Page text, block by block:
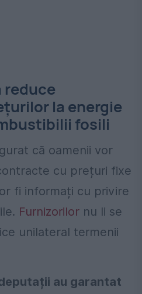
reduce
la energie
fosili
că oamenii vor
cu prețuri fixe
fi informați cu privire
Furnizorilor nu li se
unilateral termenii
au garantat